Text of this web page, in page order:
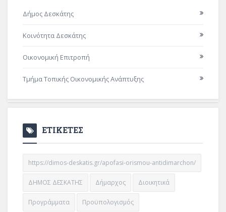
Δήμος Δεσκάτης
Κοινότητα Δεσκάτης
Οικονομική Επιτροπή
Τμήμα Τοπικής Οικονομικής Ανάπτυξης
ΕΤΙΚΕΤΕΣ
https://dimos-deskatis.gr/apofasi-orismou-antidimarchon/
ΔΗΜΟΣ ΔΕΣΚΑΤΗΣ Δήμαρχος Διοικητικά
Προγράμματα Προϋπολογισμός